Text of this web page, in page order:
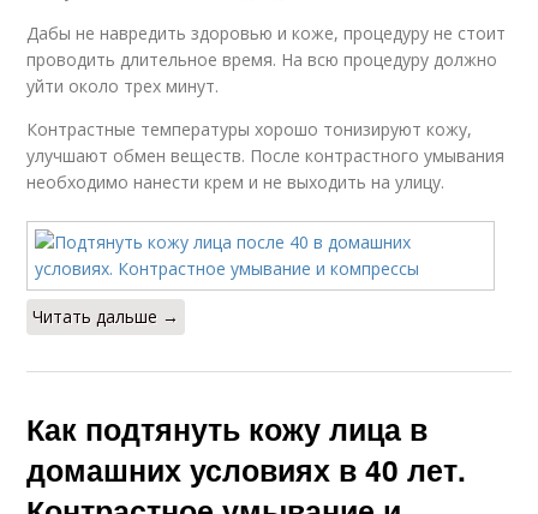
Дабы не навредить здоровью и коже, процедуру не стоит
проводить длительное время. На всю процедуру должно
уйти около трех минут.
Контрастные температуры хорошо тонизируют кожу,
улучшают обмен веществ. После контрастного умывания
необходимо нанести крем и не выходить на улицу.
Читать дальше →
Как подтянуть кожу лица в
домашних условиях в 40 лет.